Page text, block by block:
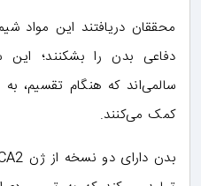
محققان دریافتند این مواد
دفاعی بدن را بشکنند؛
سالمی‌اند که هنگام تقسیم،
کمک می‌کنند.